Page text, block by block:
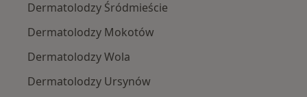
Dermatolodzy Śródmieście
Dermatolodzy Mokotów
Dermatolodzy Wola
Dermatolodzy Ursynów